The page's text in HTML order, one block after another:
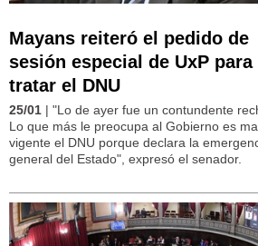
Mayans reiteró el pedido de
sesión especial de UxP para
tratar el DNU
25/01 | "Lo de ayer fue un contundente
Lo que más le preocupa al Gobierno es
vigente el DNU porque declara la
general del Estado", expresó el senador.